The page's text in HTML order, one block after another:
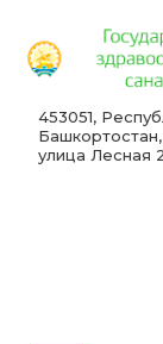
453051,
улица Лесная